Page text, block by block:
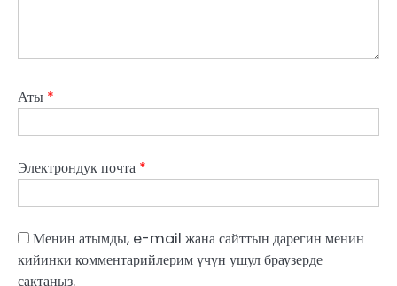
Аты *
Электрондук почта *
Менин атымды, e-mail жана сайттын дарегин менин
кийинки комментарийлерим үчүн ушул браузерде
сактаңыз.